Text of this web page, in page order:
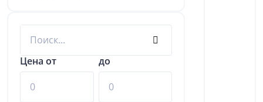
Цена от до